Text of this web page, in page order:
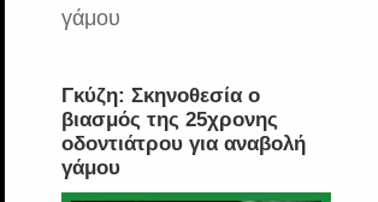
γάμου
Γκύζη: Σκηνοθεσία ο
βιασμός της 25χρονης
οδοντιάτρου για αναβολή
γάμου